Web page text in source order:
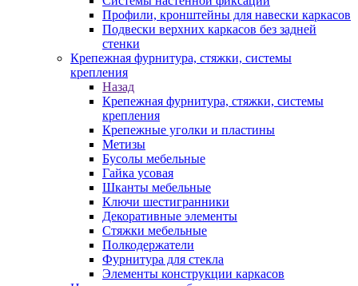
Профили, кронштейны для навески каркасов
Подвески верхних каркасов без задней
стенки
Крепежная фурнитура, стяжки, системы
крепления
Назад
Крепежная фурнитура, стяжки, системы
крепления
Крепежные уголки и пластины
Метизы
Бусолы мебельные
Гайка усовая
Шканты мебельные
Ключи шестигранники
Декоративные элементы
Стяжки мебельные
Полкодержатели
Фурнитура для стекла
Элементы конструкции каркасов